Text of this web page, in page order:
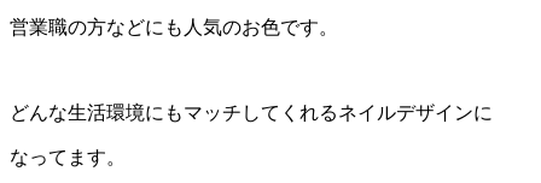
営業職の方などにも人気のお色です。
どんな生活環境にもマッチしてくれるネイルデザインに
なってます。